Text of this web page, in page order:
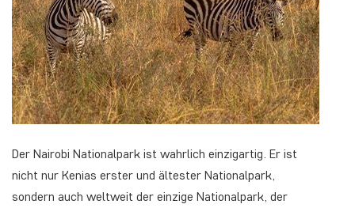
Der Nairobi Nationalpark ist wahrlich einzigartig. Er ist
nicht nur Kenias erster und ältester Nationalpark,
sondern auch weltweit der einzige Nationalpark, der